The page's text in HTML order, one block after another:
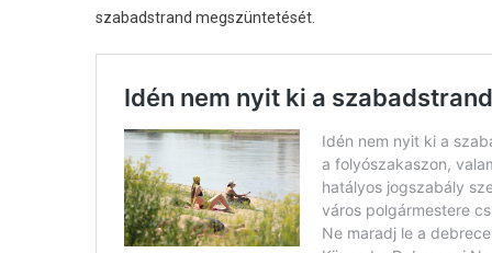
szabadstrand megszüntetését.